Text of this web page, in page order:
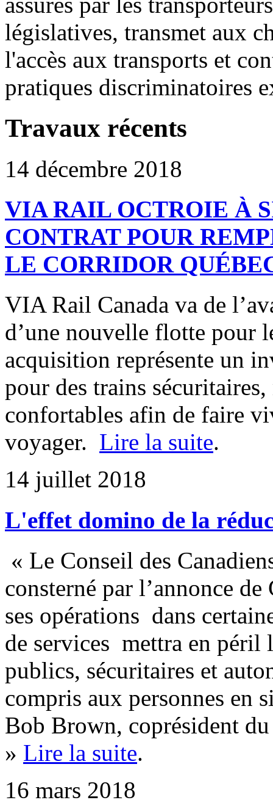
législatives, transmet aux
l'accès aux transports et
pratiques discriminatoires
Travaux récents
14 décembre 2018
VIA RAIL OCTROIE À
CONTRAT POUR
LE CORRIDOR
VIA Rail Canada va de
d’une nouvelle flotte pour
acquisition représente un
pour des trains
confortables afin de faire
voyager. Lire la suite.
14 juillet 2018
L'effet domino de la
« Le Conseil des
consterné par l’annonce
ses opérations dans
de services mettra en péril
publics, sécuritaires et
compris aux personnes en
Bob Brown, coprésident
» Lire la suite.
16 mars 2018